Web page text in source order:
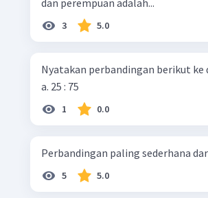
3 5.0
Nyatakan perbandingan berikut
a. 25 : 75
1 0.0
Perbandingan paling sederhana
5 5.0